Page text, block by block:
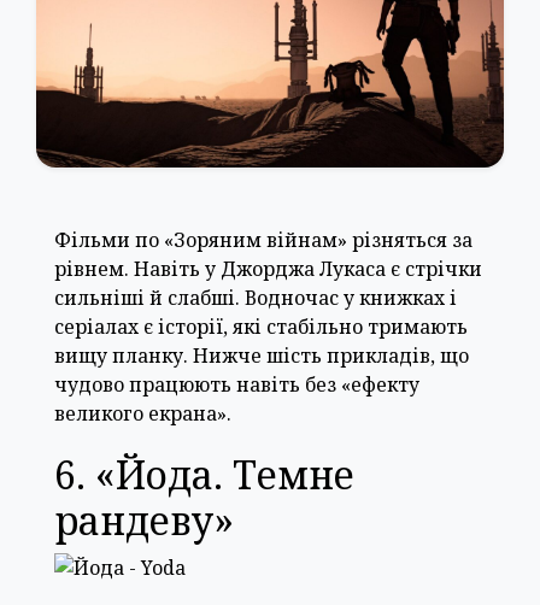
Фільми по «Зоряним війнам» різняться за
рівнем. Навіть у Джорджа Лукаса є стрічки
сильніші й слабші. Водночас у книжках і
серіалах є історії, які стабільно тримають
вищу планку. Нижче шість прикладів, що
чудово працюють навіть без «ефекту
великого екрана».
6. «Йода. Темне
рандеву»